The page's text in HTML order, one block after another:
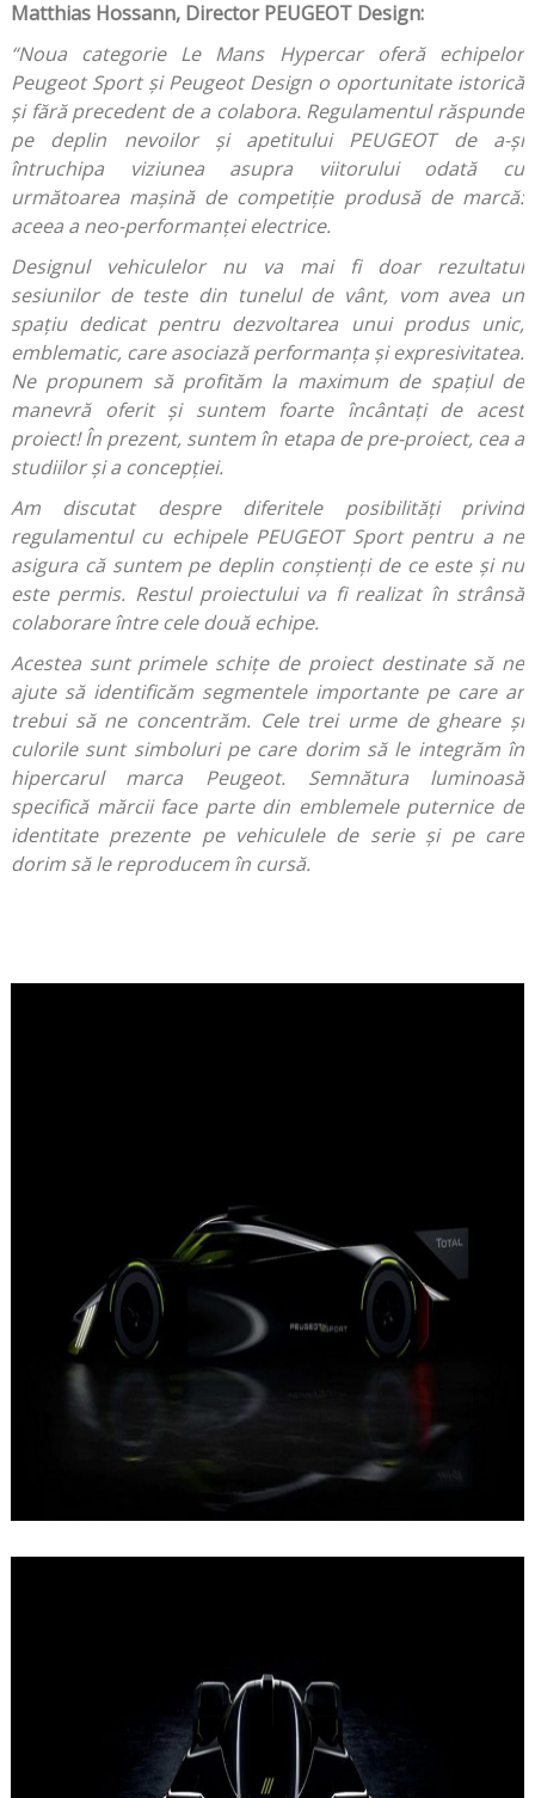
Matthias Hossann, Director PEUGEOT Design:
“Noua categorie Le Mans Hypercar oferă echipelor
Peugeot Sport și Peugeot Design o oportunitate istorică
și fără precedent de a colabora. Regulamentul răspunde
pe deplin nevoilor și apetitului PEUGEOT de a-și
întruchipa viziunea asupra viitorului odată cu
următoarea mașină de competiție produsă de marcă:
aceea a neo-performanței electrice.
Designul vehiculelor nu va mai fi doar rezultatul
sesiunilor de teste din tunelul de vânt, vom avea un
spațiu dedicat pentru dezvoltarea unui produs unic,
emblematic, care asociază performanța și expresivitatea.
Ne propunem să profităm la maximum de spațiul de
manevră oferit și suntem foarte încântați de acest
proiect! În prezent, suntem în etapa de pre-proiect, cea a
studiilor și a concepției.
Am discutat despre diferitele posibilități privind
regulamentul cu echipele PEUGEOT Sport pentru a ne
asigura că suntem pe deplin conștienți de ce este și nu
este permis. Restul proiectului va fi realizat în strânsă
colaborare între cele două echipe.
Acestea sunt primele schițe de proiect destinate să ne
ajute să identificăm segmentele importante pe care ar
trebui să ne concentrăm. Cele trei urme de gheare și
culorile sunt simboluri pe care dorim să le integrăm în
hipercarul marca Peugeot. Semnătura luminoasă
specifică mărcii face parte din emblemele puternice de
identitate prezente pe vehiculele de serie și pe care
dorim să le reproducem în cursă.